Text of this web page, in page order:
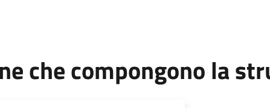
che compongono la